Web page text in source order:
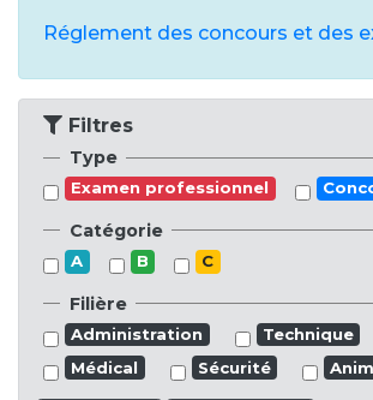
Réglement des concours et des
Filtres
Type
Examen professionnel
Catégorie
A B C
Filière
Administration Technique
Médical
Sécurité